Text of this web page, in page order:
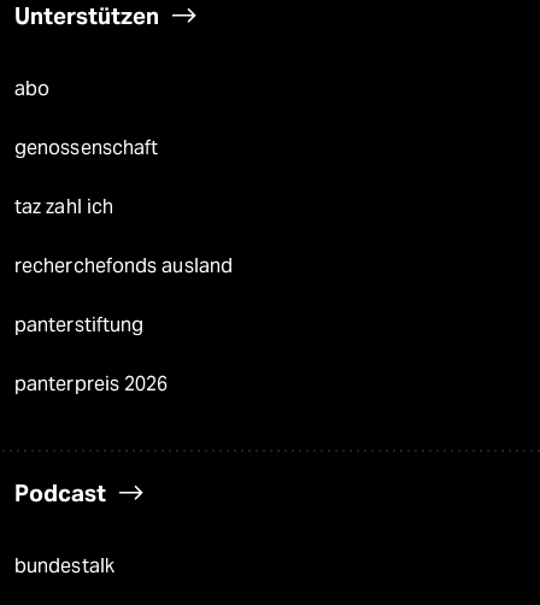
Unterstützen
abo
genossenschaft
taz zahl ich
recherchefonds ausland
panterstiftung
panterpreis 2026
Podcast
bundestalk